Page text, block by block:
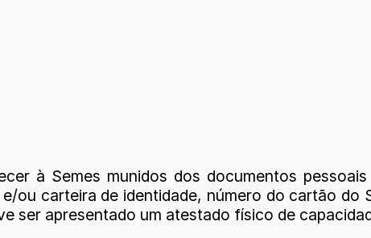
à Semes munidos dos documentos
ou carteira de identidade, número do cartão
ser apresentado um atestado físico de